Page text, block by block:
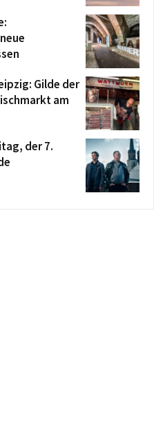
Gilde der
am
der 7.